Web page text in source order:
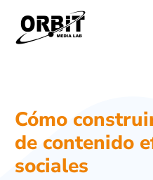
Cómo
de contenido
sociales